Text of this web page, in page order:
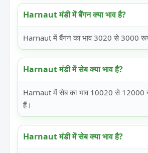
Harnaut मंडी में बैंगन क्या भाव है?
Harnaut में बैंगन का भाव 3020 से 3000
Harnaut मंडी में सेब क्या भाव है?
Harnaut में सेब का भाव 10020 से 12000
हैं।
Harnaut मंडी में सेब क्या भाव है?